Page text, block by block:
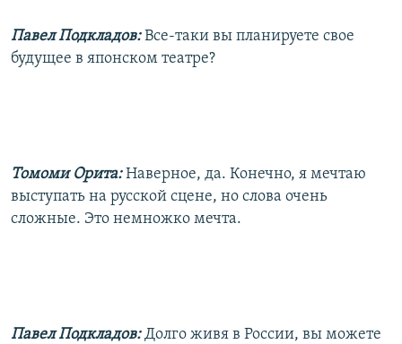
Павел Подкладов:Все-таки вы планируете свое
будущее в японском театре?
Томоми Орита:Наверное, да. Конечно, я мечтаю
выступать на русской сцене, но слова очень
сложные. Это немножко мечта.
Павел Подкладов:Долго живя в России, вы можете